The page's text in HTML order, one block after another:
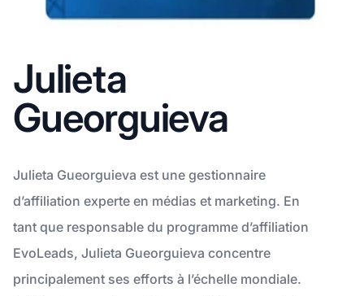
Julieta
Gueorguieva
Julieta Gueorguieva est une gestionnaire
d’affiliation experte en médias et marketing. En
tant que responsable du programme d’affiliation
EvoLeads, Julieta Gueorguieva concentre
principalement ses efforts à l’échelle mondiale.